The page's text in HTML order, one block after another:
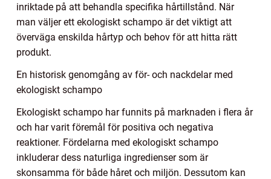
inriktade på att behandla specifika hårtillstånd. När
man väljer ett ekologiskt schampo är det viktigt att
överväga enskilda hårtyp och behov för att hitta rätt
produkt.
En historisk genomgång av för- och nackdelar med
ekologiskt schampo
Ekologiskt schampo har funnits på marknaden i flera år
och har varit föremål för positiva och negativa
reaktioner. Fördelarna med ekologiskt schampo
inkluderar dess naturliga ingredienser som är
skonsamma för både håret och miljön. Dessutom kan